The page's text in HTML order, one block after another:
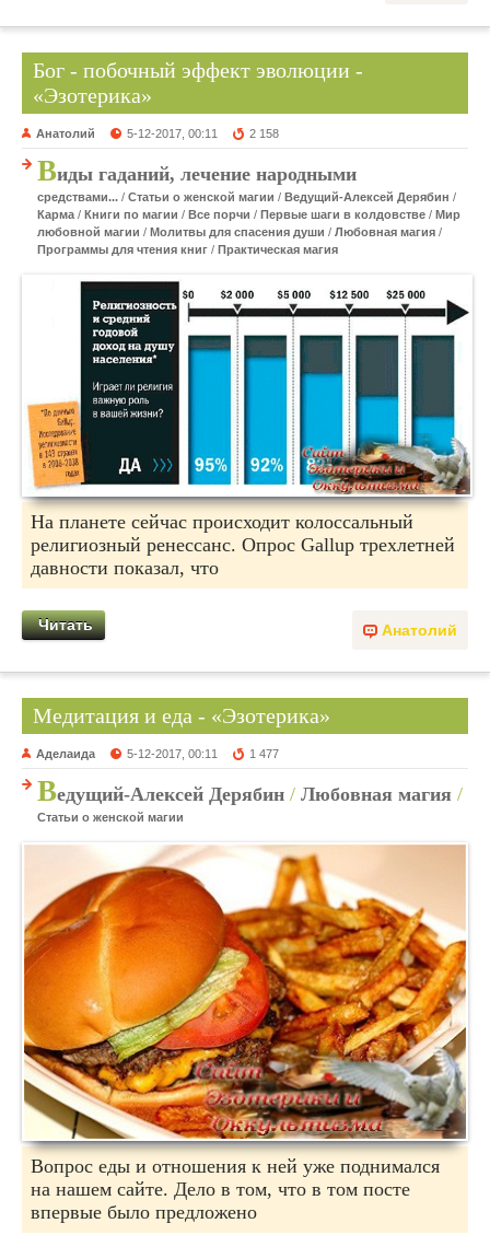
Бог - побочный эффект эволюции -
«Эзотерика»
Анатолий 5-12-2017, 00:11 2 158
Виды гаданий, лечение народными
средствами... / Статьи о женской магии / Ведущий-Алексей Дерябин /
Карма / Книги по магии / Все порчи / Первые шаги в колдовстве / Мир
любовной магии / Молитвы для спасения души / Любовная магия /
Программы для чтения книг / Практическая магия
На планете сейчас происходит колоссальный
религиозный ренессанс. Опрос Gallup трехлетней
давности показал, что
Анатолий
Читать
Медитация и еда - «Эзотерика»
Аделаида 5-12-2017, 00:11 1 477
Ведущий-Алексей Дерябин / Любовная магия /
Статьи о женской магии
Вопрос еды и отношения к ней уже поднимался
на нашем сайте. Дело в том, что в том посте
впервые было предложено